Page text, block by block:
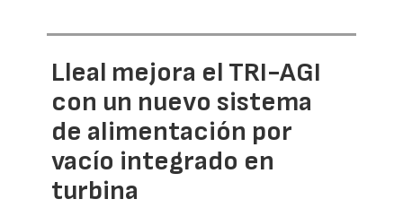
Lleal mejora el TRI-AGI
con un nuevo sistema
de alimentación por
vacío integrado en
turbina